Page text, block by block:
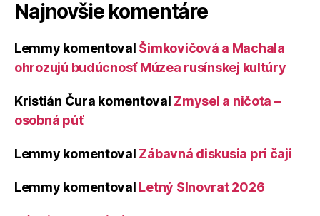
Najnovšie komentáre
Lemmy komentoval Šimkovičová a Machala
ohrozujú budúcnosť Múzea rusínskej kultúry
Kristián Čura komentoval Zmysel a ničota –
osobná púť
Lemmy komentoval Zábavná diskusia pri čaji
Lemmy komentoval Letný Slnovrat 2026